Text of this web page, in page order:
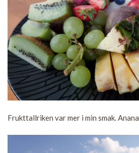
Frukttallriken var mer i min smak.